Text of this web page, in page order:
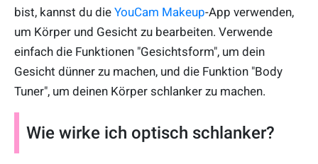
bist, kannst du die YouCam Makeup-App verwenden,
um Körper und Gesicht zu bearbeiten. Verwende
einfach die Funktionen "Gesichtsform", um dein
Gesicht dünner zu machen, und die Funktion "Body
Tuner", um deinen Körper schlanker zu machen.
Wie wirke ich optisch schlanker?